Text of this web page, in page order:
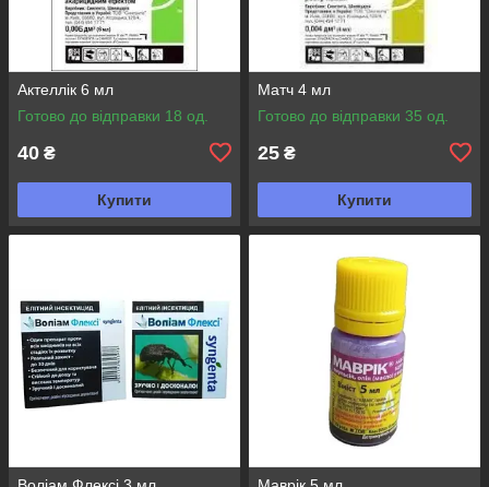
Актеллік 6 мл
Готово до відправки 18 од.
40 ₴
Купити
Матч 4 мл
Готово до відправки 35 од.
25 ₴
Купити